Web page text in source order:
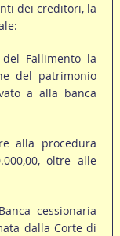
dei creditori, la
Fallimento la
del patrimonio
a alla banca
alla procedura
oltre alle
cessionaria
dalla Corte di